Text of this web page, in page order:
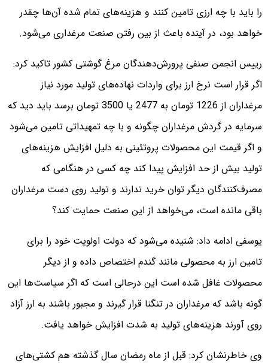
را باید با چه ارزی تامین کنند و هزینه‌های تمام شده آن‌ها چقدر
خواهد بود، در آینده باعث از بین رفتن صنعت مرغداری می‌شود.
رییس انجمن صنفی پرورش‌دهندگان مرغ گوشتی کشور تاکید کرد:‌
اگر قرار است نرخ ارز برای واردات نهاده‌های تولید مورد نیاز
مرغداران از 1226 تومان به 2477 یا 3500 تومان برسد باید دید که
سرمایه در گردش مرغداران چگونه و با چه تمهیداتی تامین می‌شود
و اگر قیمت این محصولات پروتئینی به دلیل افزایش هزینه‌های
تولید بیش از حد افزایش پیدا کند چه کسی در هنگامی که
مصرف‌کنندگان دیگر توان خرید ندارند و تولید روی دست مرغداران
باقی مانده است، می‌خواهد از این صنعت حمایت کند؟
یوسفی ادامه داد:‌ شنیده می‌شود که دولت اولویت خود را برای
تامین ارز به محصولی مانند گندم اختصاص داده و از دیگر
محصولات غافل شده است این درحالی است که اگر سیاست‌ها این
گونه باشد که مرغداران در تنگنا قرار گیرند و مجبور باشند به ارز آزاد
روی آورند هزینه‌های تولید به شدت افزایش خواهد یافت.
وی خاطرنشان کرد: قبل از ماه رمضان سال گذشته هم کشتی‌های